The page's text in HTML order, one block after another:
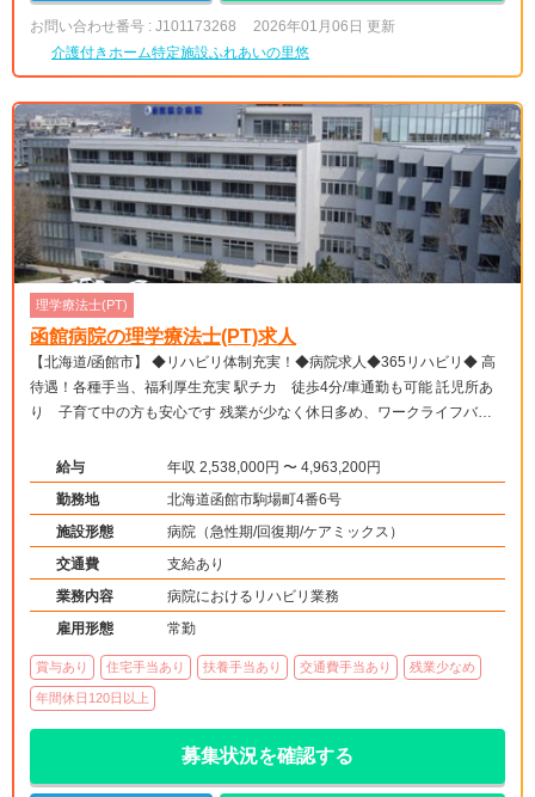
お問い合わせ番号 : J101173268
2026年01月06日 更新
介護付きホーム特定施設ふれあいの里悠
理学療法士(PT)
函館病院の理学療法士(PT)求人
【北海道/函館市】 ◆リハビリ体制充実！◆病院求人◆365リハビリ◆ 高
待遇！各種手当、福利厚生充実 駅チカ 徒歩4分/車通勤も可能 託児所あ
り 子育て中の方も安心です 残業が少なく休日多め、ワークライフバラ
給与
年収 2,538,000円 〜 4,963,200円
勤務地
北海道函館市駒場町4番6号
施設形態
病院（急性期/回復期/ケアミックス）
交通費
支給あり
業務内容
病院におけるリハビリ業務
雇用形態
常勤
賞与あり 住宅手当あり 扶養手当あり 交通費手当あり 残業少なめ
年間休日120日以上
募集状況を確認する